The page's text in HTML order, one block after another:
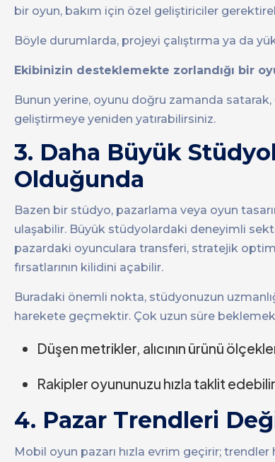
bir oyun, bakım için özel geliştiriciler
Böyle durumlarda, projeyi çalıştırma ya da
Ekibinizin desteklemekte zorlandığı bir
Bunun yerine, oyunu doğru zamanda
geliştirmeye yeniden yatırabilirsiniz.
3. Daha Büyük
Olduğunda
Bazen bir stüdyo, pazarlama veya oyun
ulaşabilir. Büyük stüdyolardaki deneyimli
pazardaki oyunculara transferi, stratejik
fırsatlarının kilidini açabilir.
Buradaki önemli nokta, stüdyonuzun
harekete geçmektir. Çok uzun süre
Düşen metrikler, alıcının ürünü
Rakipler oyununuzu hızla taklit
4. Pazar Trendleri
Mobil oyun pazarı hızla evrim geçirir;